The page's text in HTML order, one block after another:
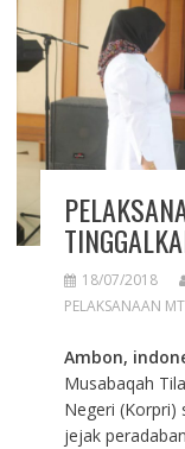
18/07/2018
PELAKSANAAN
Ambon,
Musabaqah
Negeri (Korpri)
jejak